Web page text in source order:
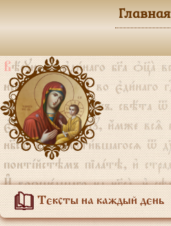
Тексты на каждый день
Главная